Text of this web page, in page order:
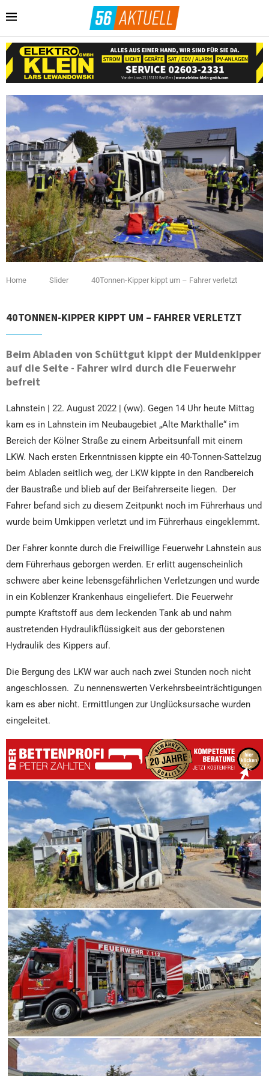
Home Slider 40Tonnen-Kipper kippt um – Fahrer verletzt
40TONNEN-KIPPER KIPPT UM – FAHRER VERLETZT
Beim Abladen von Schüttgut kippt der Muldenkipper
auf die Seite - Fahrer wird durch die Feuerwehr
befreit
Lahnstein | 22. August 2022 | (ww). Gegen 14 Uhr heute Mittag
kam es in Lahnstein im Neubaugebiet „Alte Markthalle“ im
Bereich der Kölner Straße zu einem Arbeitsunfall mit einem
LKW. Nach ersten Erkenntnissen kippte ein 40-Tonnen-Sattelzug
beim Abladen seitlich weg, der LKW kippte in den Randbereich
der Baustraße und blieb auf der Beifahrerseite liegen. Der
Fahrer befand sich zu diesem Zeitpunkt noch im Führerhaus und
wurde beim Umkippen verletzt und im Führerhaus eingeklemmt.
Der Fahrer konnte durch die Freiwillige Feuerwehr Lahnstein aus
dem Führerhaus geborgen werden. Er erlitt augenscheinlich
schwere aber keine lebensgefährlichen Verletzungen und wurde
in ein Koblenzer Krankenhaus eingeliefert. Die Feuerwehr
pumpte Kraftstoff aus dem leckenden Tank ab und nahm
austretenden Hydraulikflüssigkeit aus der geborstenen
Hydraulik des Kippers auf.
Die Bergung des LKW war auch nach zwei Stunden noch nicht
angeschlossen. Zu nennenswerten Verkehrsbeeinträchtigungen
kam es aber nicht. Ermittlungen zur Unglücksursache wurden
eingeleitet.